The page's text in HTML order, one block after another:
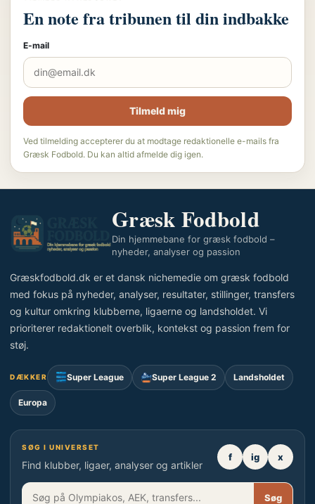
En note fra tribunen til din indbakke
E-mail
Tilmeld mig
Ved tilmelding accepterer du at modtage redaktionelle e-mails fra
Græsk Fodbold. Du kan altid afmelde dig igen.
Græsk Fodbold
Din hjemmebane for græsk fodbold –
nyheder, analyser og passion
Græskfodbold.dk er et dansk nichemedie om græsk fodbold
med fokus på nyheder, analyser, resultater, stillinger, transfers
og kultur omkring klubberne, ligaerne og landsholdet. Vi
prioriterer redaktionelt overblik, kontekst og passion frem for
støj.
DÆKKER Super League Super League 2 Landsholdet
Europa
SØG I UNIVERSET
Find klubber, ligaer, analyser og artikler
f ig x
Søg